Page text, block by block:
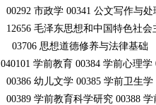
00292 市政学 00341 公文写作与
12656 毛泽东思想和中国特色社
03706 思想道德修养与法律基础
040101 学前教育 00384 学前心理
00386 幼儿文学 00385 学前卫生
00389 学前教育科学研究 00388